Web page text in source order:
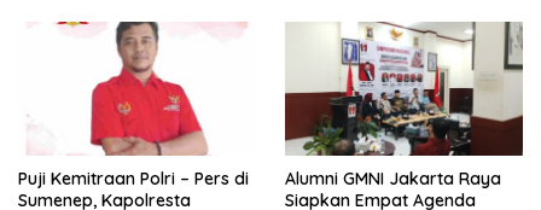
Puji Kemitraan Polri – Pers di
Sumenep, Kapolresta
Alumni GMNI Jakarta Raya
Siapkan Empat Agenda